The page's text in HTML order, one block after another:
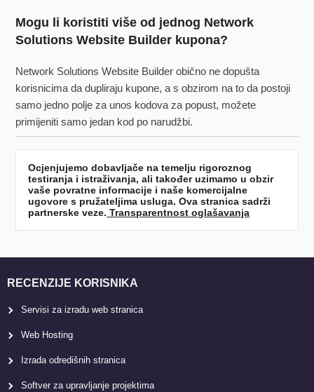
Mogu li koristiti više od jednog Network
Solutions Website Builder kupona?
Network Solutions Website Builder obično ne dopušta
korisnicima da dupliraju kupone, a s obzirom na to da postoji
samo jedno polje za unos kodova za popust, možete
primijeniti samo jedan kod po narudžbi.
Ocjenjujemo dobavljače na temelju rigoroznog
testiranja i istraživanja, ali također uzimamo u obzir
vaše povratne informacije i naše komercijalne
ugovore s pružateljima usluga. Ova stranica sadrži
partnerske veze. Transparentnost oglašavanja
RECENZIJE KORISNIKA
Servisi za izradu web stranica
Web Hosting
Izrada odredišnih stranica
Softver za upravljanje projektima